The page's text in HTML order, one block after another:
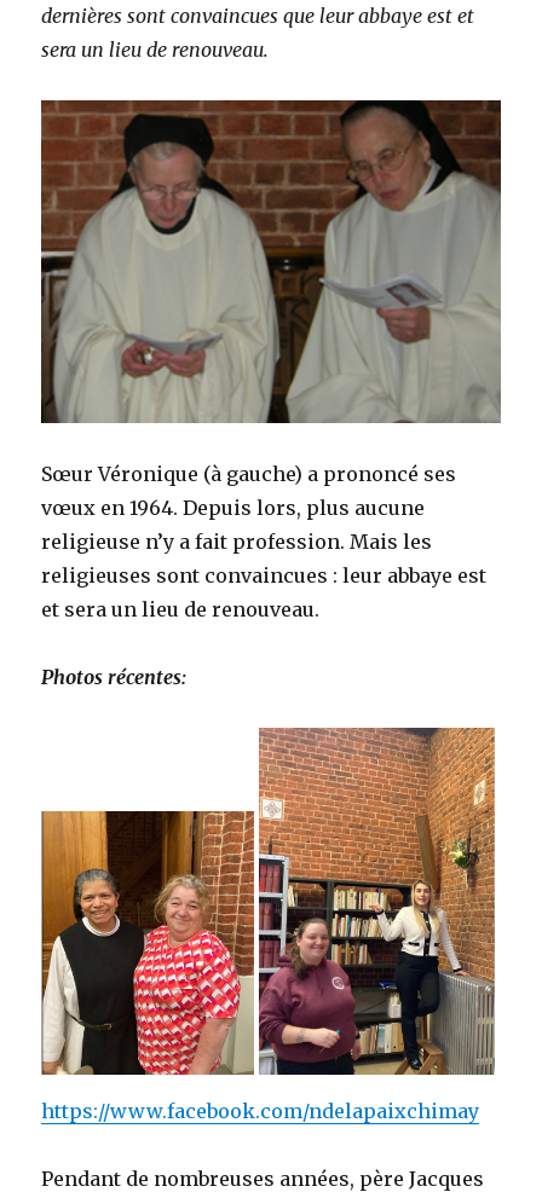
dernières sont convaincues que leur abbaye est et
sera un lieu de renouveau.
Sœur Véronique (à gauche) a prononcé ses
vœux en 1964. Depuis lors, plus aucune
religieuse n’y a fait profession. Mais les
religieuses sont convaincues : leur abbaye est
et sera un lieu de renouveau.
Photos récentes:
https://www.facebook.com/ndelapaixchimay
Pendant de nombreuses années, père Jacques